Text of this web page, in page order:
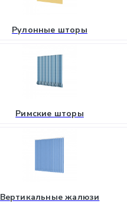
Рулонные шторы
Римские шторы
Вертикальные жалюзи